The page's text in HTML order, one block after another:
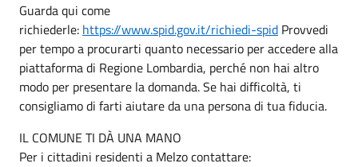
Guarda qui come
richiederle: https://www.spid.gov.it/richiedi-spid Provvedi
per tempo a procurarti quanto necessario per accedere alla
piattaforma di Regione Lombardia, perché non hai altro
modo per presentare la domanda. Se hai difficoltà, ti
consigliamo di farti aiutare da una persona di tua fiducia.
IL COMUNE TI DÀ UNA MANO
Per i cittadini residenti a Melzo contattare: